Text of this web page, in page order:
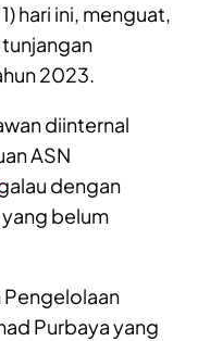
hari ini, menguat,
2023.
diinternal
ASN
dengan
belum
Pengelolaan
Purbaya yang